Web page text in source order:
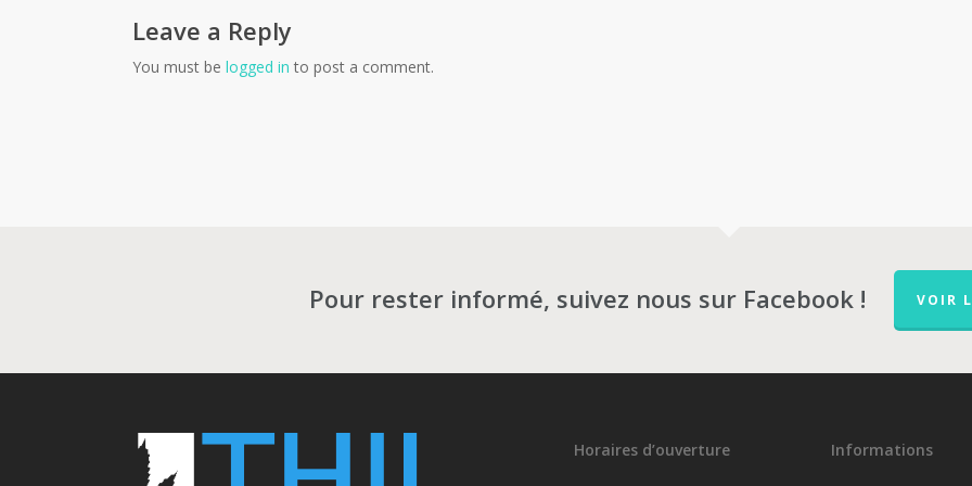
Leave a Reply
You must be logged in to post a comment.
Pour rester informé, suivez nous sur Facebook ! VOIR
Horaires d’ouverture Informations